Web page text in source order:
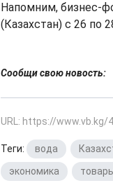
Напомним, бизнес-
(Казахстан) с 26 по
Сообщи свою новость:
URL: https://www.vb.kg/
Теги: вода
экономика